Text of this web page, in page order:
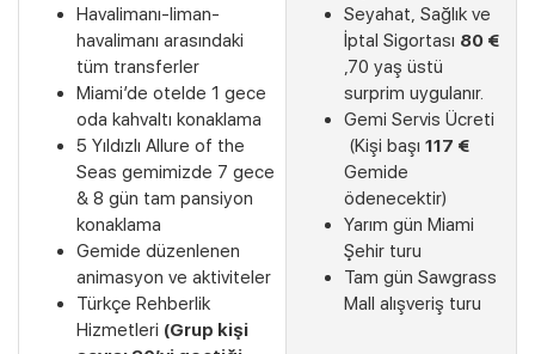
Havalimanı-liman-
havalimanı arasındaki
tüm transferler
Miami’de otelde 1 gece
oda kahvaltı konaklama
5 Yıldızlı Allure of the
Seas gemimizde 7 gece
& 8 gün tam pansiyon
konaklama
Gemide düzenlenen
animasyon ve aktiviteler
Türkçe Rehberlik
Hizmetleri (Grup kişi
Seyahat, Sağlık ve
İptal Sigortası 80 €
,70 yaş üstü
surprim uygulanır.
Gemi Servis Ücreti
(Kişi başı 117 €
Gemide
ödenecektir)
Yarım gün Miami
Şehir turu
Tam gün Sawgrass
Mall alışveriş turu